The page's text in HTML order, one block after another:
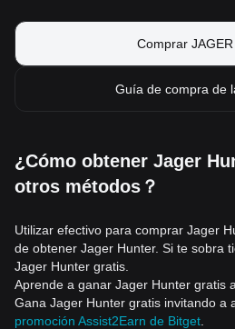
Comprar
Guía de compra de
¿Cómo obtener Jager
otros métodos？
Utilizar efectivo para comprar Jager
de obtener Jager Hunter. Si te sobra
Jager Hunter gratis.
Aprende a ganar Jager Hunter gratis
Gana Jager Hunter gratis invitando a
promoción Assist2Earn de Bitget